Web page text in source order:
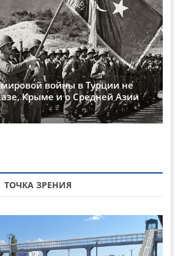
войны в Турции не
Крыме и о Средней Азии
ТОЧКА ЗРЕНИЯ